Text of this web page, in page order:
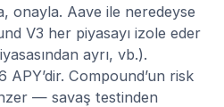
onayla. Aave ile neredeyse
V3 her piyasayı izole eder
ayrı, vb.).
APY’dir. Compound’un risk
— savaş testinden